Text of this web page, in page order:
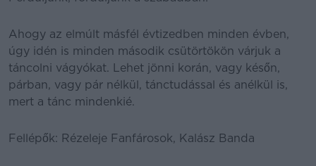
Ahogy az elmúlt másfél évtizedben minden évben,
úgy idén is minden második csütörtökön várjuk a
táncolni vágyókat. Lehet jönni korán, vagy későn,
párban, vagy pár nélkül, tánctudással és anélkül is,
mert a tánc mindenkié.
Fellépők: Rézeleje Fanfárosok, Kalász Banda